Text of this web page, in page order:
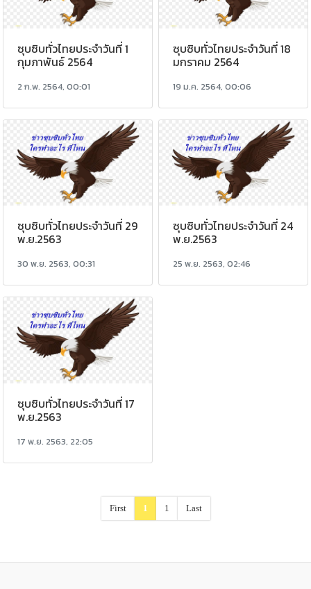
ซุบซิบทั่วไทยประจำวันที่ 1
กุมภาพันธ์ 2564
2 ก.พ. 2564, 00:01
ซุบซิบทั่วไทยประจำวันที่ 18
มกราคม 2564
19 ม.ค. 2564, 00:06
ซุบซิบทั่วไทยประจำวันที่ 29
พ.ย.2563
30 พ.ย. 2563, 00:31
ซุบซิบทั่วไทยประจำวันที่ 24
พ.ย.2563
25 พ.ย. 2563, 02:46
ซุบซิบทั่วไทยประจำวันที่ 17
พ.ย.2563
17 พ.ย. 2563, 22:05
First 1 1 Last